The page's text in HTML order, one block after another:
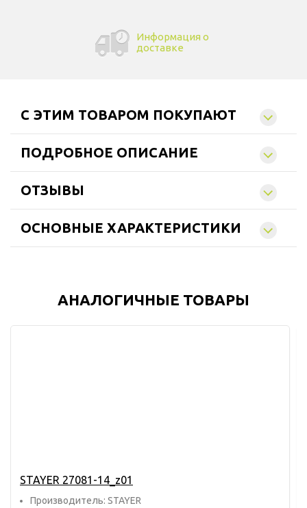
Информация о
доставке
C ЭТИМ ТОВАРОМ ПОКУПАЮТ
ПОДРОБНОЕ ОПИСАНИЕ
ОТЗЫВЫ
ОСНОВНЫЕ ХАРАКТЕРИСТИКИ
АНАЛОГИЧНЫЕ ТОВАРЫ
STAYER 27081-14_z01
Прoизвoдитель: STAYER